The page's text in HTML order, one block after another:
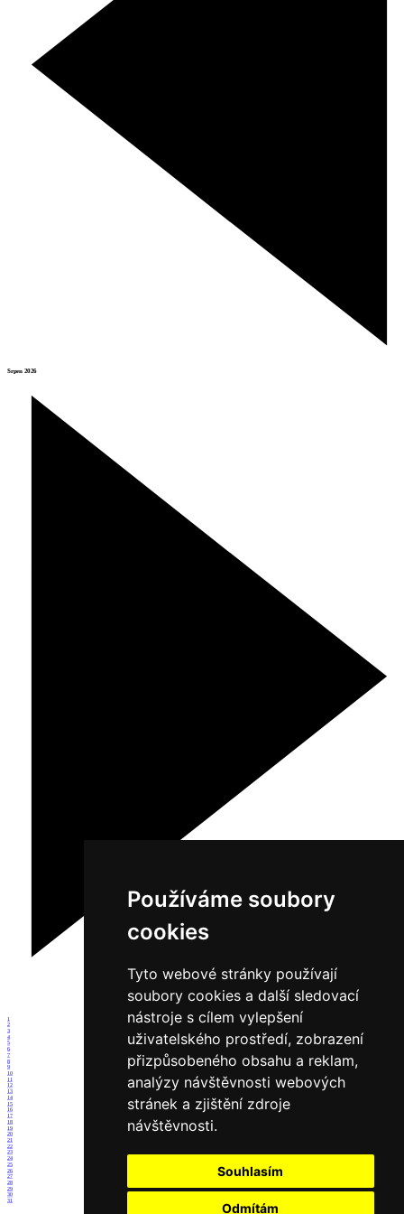
Používáme soubory
cookies
Tyto webové stránky používají
soubory cookies a další sledovací
nástroje s cílem vylepšení
uživatelského prostředí, zobrazení
přizpůsobeného obsahu a reklam,
analýzy návštěvnosti webových
stránek a zjištění zdroje
návštěvnosti.
Souhlasím
Odmítám
Srpen 2026
1
2
3
4
5
6
7
8
9
10
11
12
13
14
15
16
17
18
19
20
21
22
23
24
25
26
27
28
29
30
31